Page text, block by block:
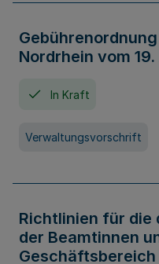
Nordrhein vom
In Kraft
Verwaltungsvorschrift
Richtlinien für die
der Beamtinnen